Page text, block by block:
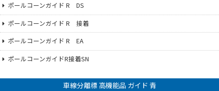
ポールコーンガイド R DS
ポールコーンガイド R 接着
ポールコーンガイド R EA
ポールコーンガイドR接着SN
車線分離標 高機能品 ガイド 青